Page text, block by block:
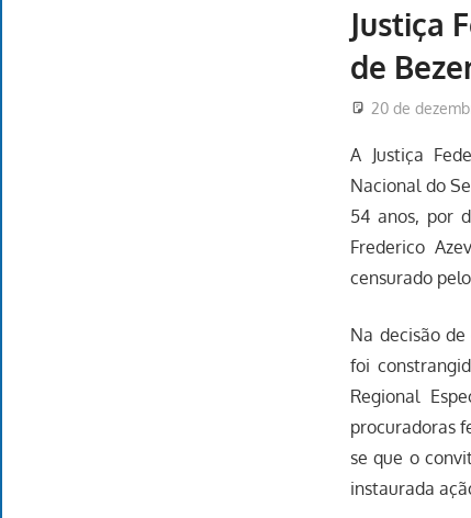
Justiça
de
20 de
A Justiça
Nacional do
54 anos, por
Frederico
censurado pelo
Na decisão
foi
Regional
procuradoras
se que o
instaurada